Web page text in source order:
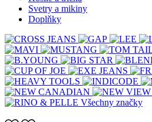
Svetry a mikiny
Doplňky
Všechny značky